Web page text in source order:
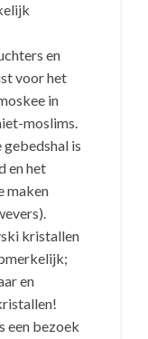
en
voor het
in
moslims.
is
en het
maken
kristallen
en
een bezoek